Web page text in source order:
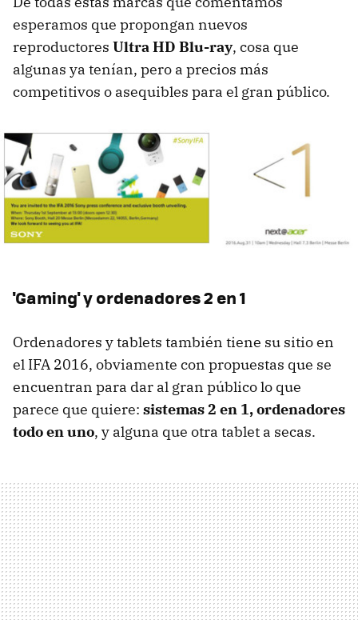
esperamos que propongan nuevos
reproductores Ultra HD Blu-ray, cosa que
algunas ya tenían, pero a precios más
competitivos o asequibles para el gran público.
'Gaming' y ordenadores 2 en 1
Ordenadores y tablets también tiene su sitio en
el IFA 2016, obviamente con propuestas que se
encuentran para dar al gran público lo que
parece que quiere: sistemas 2 en 1, ordenadores
todo en uno, y alguna que otra tablet a secas.